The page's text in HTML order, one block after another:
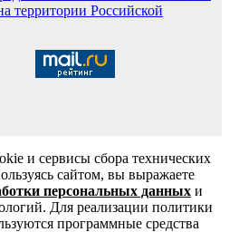
территории Российской
и сервисы сбора технических
сайтом, вы выражаете
персональных данных и
Для реализации политики
программные средства